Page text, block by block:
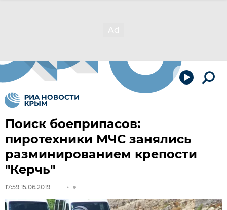
Поиск боеприпасов:
пиротехники МЧС занялись
разминированием крепости
"Керчь"
17:59 15.06.2019